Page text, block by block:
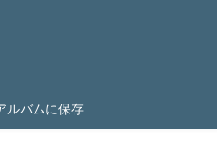
ルバムに保存